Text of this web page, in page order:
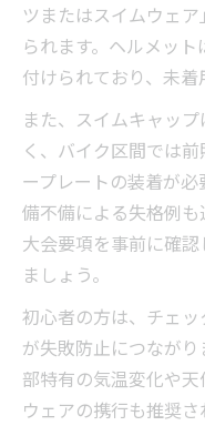
ツまたはスイムウェ
られます。ヘルメッ
付けられており、未着
また、スイムキャッ
く、バイク区間では
ープレートの装着が
備不備による失格例
大会要項を事前に確
ましょう。
初心者の方は、チェ
が失敗防止につなが
部特有の気温変化や
ウェアの携行も推奨さ